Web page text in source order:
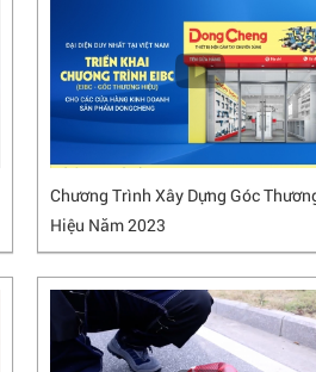
Chương Trình Xây Dựng Góc
Hiệu Năm 2023